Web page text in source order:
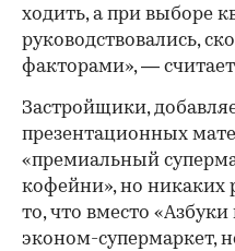
ходить, а при выборе
руководствовались,
факторами», —
Застройщики,
презентационных
«премиальный
кофейни», но никаких
то, что вместо «Азбуки
эконом-супермаркет,